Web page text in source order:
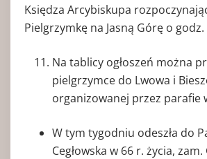
Księdza Arcybiskupa
Pielgrzymkę na Jasną Górę o godz.
Na tablicy ogłoszeń można
pielgrzymce do Lwowa i
organizowanej przez parafie
W tym tygodniu odeszła do
Cegłowska w 66 r. życia, zam.